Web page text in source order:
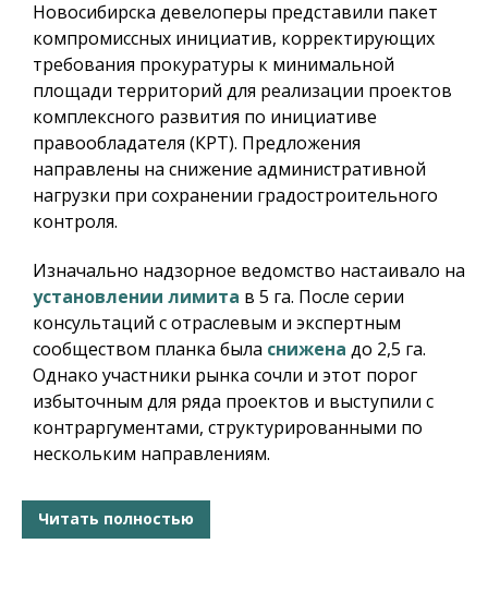
Новосибирска девелоперы представили пакет
компромиссных инициатив, корректирующих
требования прокуратуры к минимальной
площади территорий для реализации проектов
комплексного развития по инициативе
правообладателя (КРТ). Предложения
направлены на снижение административной
нагрузки при сохранении градостроительного
контроля.
Изначально надзорное ведомство настаивало на
установлении лимита в 5 га. После серии
консультаций с отраслевым и экспертным
сообществом планка была снижена до 2,5 га.
Однако участники рынка сочли и этот порог
избыточным для ряда проектов и выступили с
контраргументами, структурированными по
нескольким направлениям.
Читать полностью